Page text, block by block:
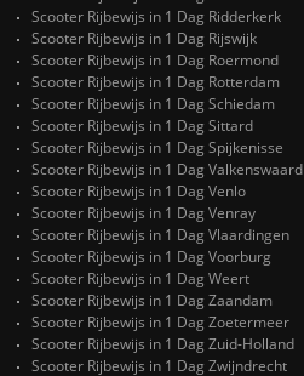
Scooter Rijbewijs in 1 Dag Ridderkerk
Scooter Rijbewijs in 1 Dag Rijswijk
Scooter Rijbewijs in 1 Dag Roermond
Scooter Rijbewijs in 1 Dag Rotterdam
Scooter Rijbewijs in 1 Dag Schiedam
Scooter Rijbewijs in 1 Dag Sittard
Scooter Rijbewijs in 1 Dag Spijkenisse
Scooter Rijbewijs in 1 Dag Valkenswaard
Scooter Rijbewijs in 1 Dag Venlo
Scooter Rijbewijs in 1 Dag Venray
Scooter Rijbewijs in 1 Dag Vlaardingen
Scooter Rijbewijs in 1 Dag Voorburg
Scooter Rijbewijs in 1 Dag Weert
Scooter Rijbewijs in 1 Dag Zaandam
Scooter Rijbewijs in 1 Dag Zoetermeer
Scooter Rijbewijs in 1 Dag Zuid-Holland
Scooter Rijbewijs in 1 Dag Zwijndrecht